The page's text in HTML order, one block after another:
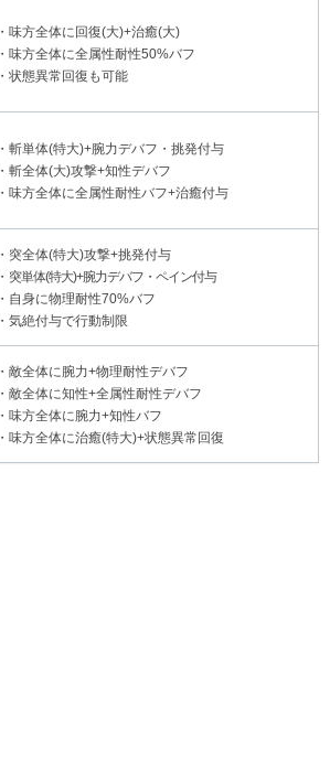
・味方全体に回復(大)+治癒(大)
・味方全体に全属性耐性50%バフ
・状態異常回復も可能
・斬単体(特大)+腕力デバフ・挑発付与
・斬全体(大)攻撃+知性デバフ
・味方全体に全属性耐性バフ+治癒付与
・突全体(特大)攻撃+挑発付与
・ 突単体(特大)+腕力デバフ・ペイン付与
・自身に物理耐性70%バフ
・気絶付与で行動制限
・敵全体に腕力+物理耐性デバフ
・敵全体に知性+全属性耐性デバフ
・味方全体に腕力+知性バフ
・味方全体に治癒(特大)+状態異常回復